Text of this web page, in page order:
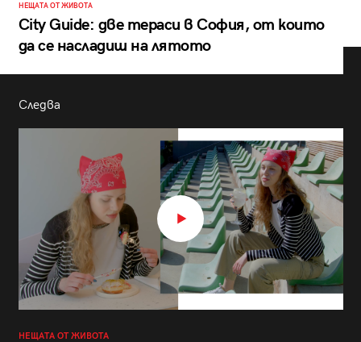
НЕЩАТА ОТ ЖИВОТА
City Guide: две тераси в София, от които
да се насладиш на лятото
Следва
НЕЩАТА ОТ ЖИВОТА